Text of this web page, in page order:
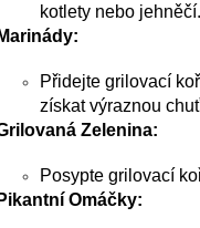
kotlety nebo jehněčí.
Marinády:
Přidejte grilovací
získat výraznou
Zelenina:
Posypte grilovací
Pikantní Omáčky: